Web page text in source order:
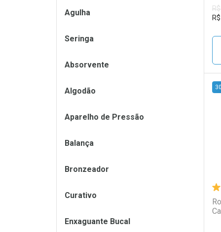
R$
Agulha
Seringa
Absorvente
Algodão
Aparelho de Pressão
Balança
Bronzeador
Curativo
Enxaguante Bucal